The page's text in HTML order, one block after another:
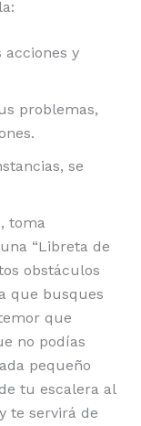
y
problemas,
se
toma
“Libreta de
obstáculos
que busques
que
no podías
pequeño
tu escalera al
te servirá de